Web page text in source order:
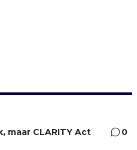
maar CLARITY Act
0